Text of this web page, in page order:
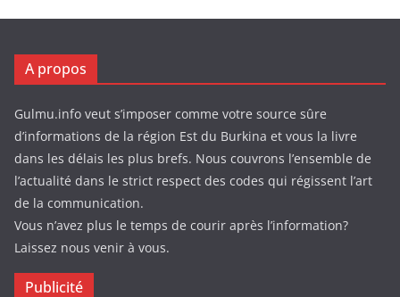
A propos
Gulmu.info veut s’imposer comme votre source sûre
d’informations de la région Est du Burkina et vous la livre
dans les délais les plus brefs. Nous couvrons l’ensemble de
l’actualité dans le strict respect des codes qui régissent l’art
de la communication.
Vous n’avez plus le temps de courir après l’information?
Laissez nous venir à vous.
Publicité